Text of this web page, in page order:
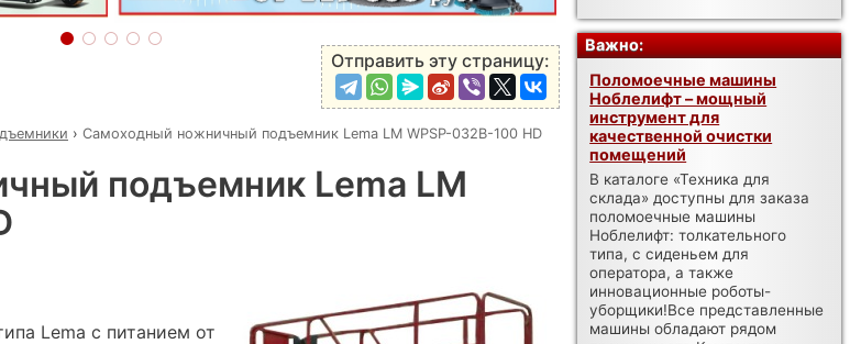
Отправить эту страницу:
› Самоходный ножничный подъемник Lema LM WPSP-032B-100 HD
подъемник Lema LM
Lema с питанием от
Важно:
Поломоечные машины
Ноблелифт – мощный
инструмент для
качественной очистки
помещений
В каталоге «Техника для
склада» доступны для заказа
поломоечные машины
Ноблелифт: толкательного
типа, с сиденьем для
оператора, а также
инновационные роботы-
уборщики!Все представленные
машины обладают рядом